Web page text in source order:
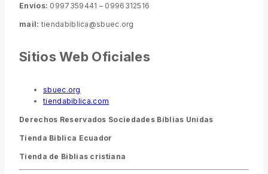
Envíos: 0997359441 – 0996312516
mail: tiendabiblica@sbuec.org
Sitios Web Oficiales
sbuec.org
tiendabiblica.com
Derechos Reservados Sociedades Bíblias Unidas
Tienda Biblica Ecuador
Tienda de Biblias cristiana